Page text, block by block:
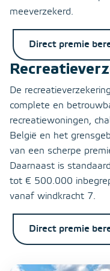
meeverzekerd.
Direct premie
De
complete en
recreatiewoningen,
België en het
van een scherpe
Daarnaast is
tot € 500.000
vanaf windkracht 7.
Direct premie